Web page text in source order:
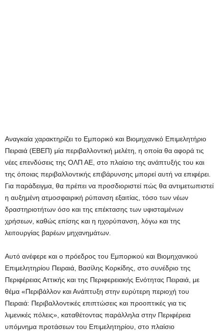
Αναγκαία χαρακτηρίζει το Εμπορικό και Βιομηχανικό Επιμελητήριο
Πειραιά (ΕΒΕΠ) μία περιβαλλοντική μελέτη, η οποία θα αφορά τις
νέες επενδύσεις της ΟΛΠ ΑΕ, στο πλαίσιο της ανάπτυξής του και
της όποιας περιβαλλοντικής επιβάρυνσης μπορεί αυτή να επιφέρει.
Για παράδειγμα, θα πρέπει να προσδιοριστεί πώς θα αντιμετωπιστεί
η αυξημένη ατμοσφαιρική ρύπανση εξαιτίας, τόσο των νέων
δραστηριοτήτων όσο και της επέκτασης των υφισταμένων
χρήσεων, καθώς επίσης και η ηχορύπανση, λόγω και της
λειτουργίας βαρέων μηχανημάτων.
Aυτό ανέφερε και ο πρόεδρος του Εμπορικού και Βιομηχανικού
Επιμελητηρίου Πειραιά, Βασίλης Κορκίδης, στο συνέδριο της
Περιφέρειας Αττικής και της Περιφερειακής Ενότητας Πειραιά, με
θέμα «Περιβάλλον και Ανάπτυξη στην ευρύτερη περιοχή του
Πειραιά: Περιβαλλοντικές επιπτώσεις και προοπτικές για τις
λιμενικές πόλεις», καταθέτοντας παράλληλα στην Περιφέρεια
υπόμνημα προτάσεων του Επιμελητηρίου, στο πλαίσιο